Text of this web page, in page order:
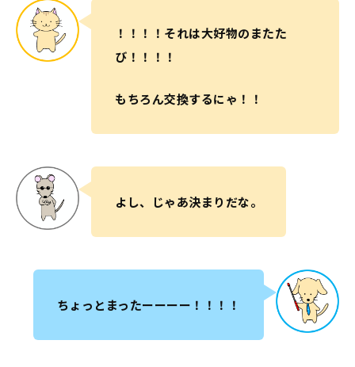
！！！！それは大好物のまたた
び！！！！
もちろん交換するにゃ！！
よし、じゃあ決まりだな。
ちょっとまったーーーー！！！！